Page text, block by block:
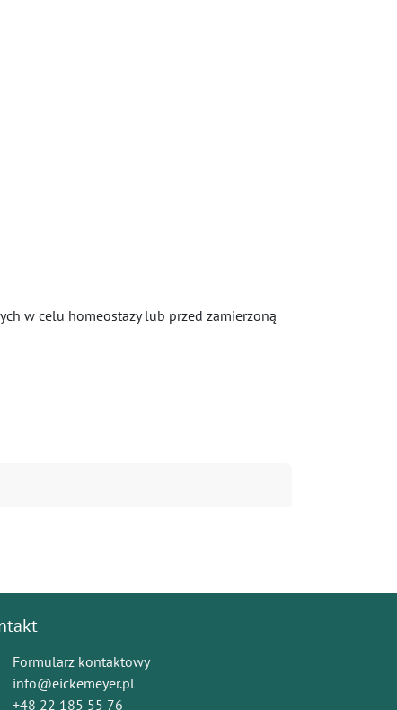
w celu homeostazy lub przed zamierzoną
Formularz kontaktowy
info@eickemeyer.pl
+48 22 185 55 76